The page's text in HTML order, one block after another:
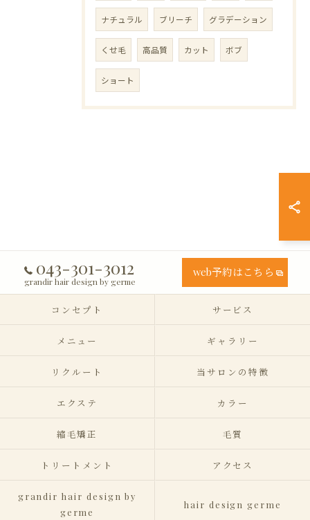
ナチュラル ブリーチ グラデーション
くせ毛 高品質 カット ボブ
ショート
043-301-3012
grandir hair design by germe
web予約はこちら
コンセプト サービス
メニュー ギャラリー
リクルート 当サロンの特徴
エクステ カラー
縮毛矯正 毛質
トリートメント アクセス
grandir hair design by
germe
hair design germe